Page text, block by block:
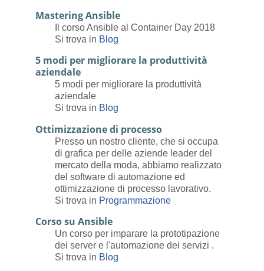
Mastering Ansible
Il corso Ansible al Container Day 2018
Si trova in Blog
5 modi per migliorare la produttività
aziendale
5 modi per migliorare la produttività
aziendale
Si trova in Blog
Ottimizzazione di processo
Presso un nostro cliente, che si occupa
di grafica per delle aziende leader del
mercato della moda, abbiamo realizzato
del software di automazione ed
ottimizzazione di processo lavorativo.
Si trova in Programmazione
Corso su Ansible
Un corso per imparare la prototipazione
dei server e l'automazione dei servizi .
Si trova in Blog